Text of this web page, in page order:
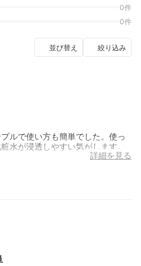
0件
0件
並び替え 絞り込み
ルで使い方も簡単でした。使っ
水が浸透しやすい気がします。
詳細を見る